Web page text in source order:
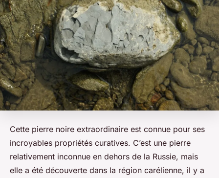
Cette pierre noire extraordinaire est connue pour ses
incroyables propriétés curatives. C’est une pierre
relativement inconnue en dehors de la Russie, mais
elle a été découverte dans la région carélienne, il y a